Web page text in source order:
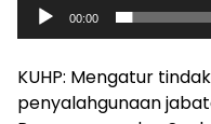
00:00
KUHP: Mengatur
penyalahgunaan